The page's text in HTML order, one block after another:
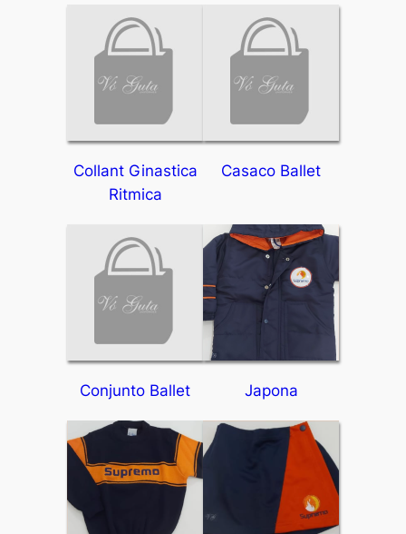
Collant Ginastica
Ritmica
Casaco Ballet
Conjunto Ballet Japona